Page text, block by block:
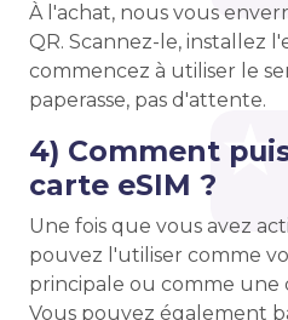
À l'achat, nous vous
QR. Scannez-le, installez
commencez à utiliser le
paperasse, pas d'attente.
4) Comment
carte eSIM ?
Une fois que vous avez
pouvez l'utiliser comme
principale ou comme une
Vous pouvez également